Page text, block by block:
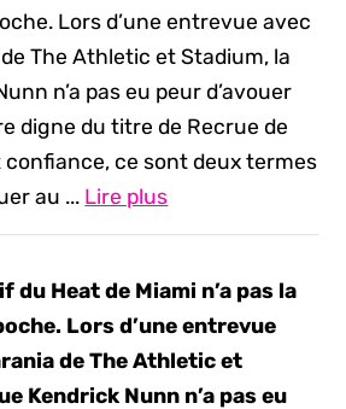
Lors d’une entrevue avec
The Athletic et Stadium, la
n’a pas eu peur d’avouer
digne du titre de Recrue de
confiance, ce sont deux termes
au ... Lire plus
du Heat de Miami n’a pas la
Lors d’une entrevue
de The Athletic et
Kendrick Nunn n’a pas eu